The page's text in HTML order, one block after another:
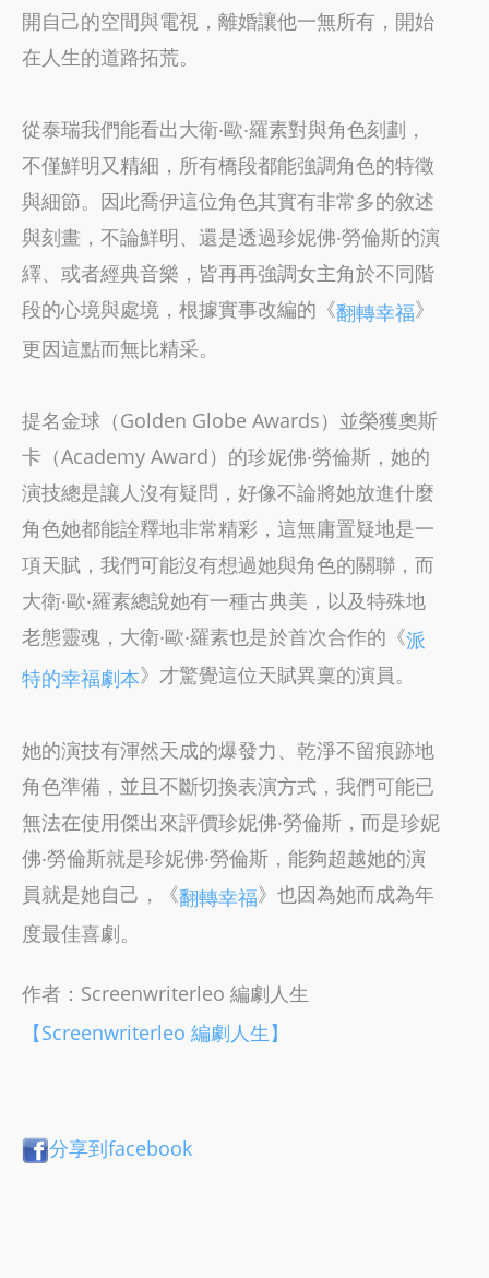
開自己的空間與電視，離婚讓他一無所有，開始
在人生的道路拓荒。
從泰瑞我們能看出大衛‧歐‧羅素對與角色刻劃，
不僅鮮明又精細，所有橋段都能強調角色的特徵
與細節。因此喬伊這位角色其實有非常多的敘述
與刻畫，不論鮮明、還是透過珍妮佛‧勞倫斯的演
繹、或者經典音樂，皆再再強調女主角於不同階
段的心境與處境，根據實事改編的《翻轉幸福》
更因這點而無比精采。
提名金球（Golden Globe Awards）並榮獲奧斯
卡（Academy Award）的珍妮佛‧勞倫斯，她的
演技總是讓人沒有疑問，好像不論將她放進什麼
角色她都能詮釋地非常精彩，這無庸置疑地是一
項天賦，我們可能沒有想過她與角色的關聯，而
大衛‧歐‧羅素總說她有一種古典美，以及特殊地
老態靈魂，大衛‧歐‧羅素也是於首次合作的《派
特的幸福劇本》才驚覺這位天賦異稟的演員。
她的演技有渾然天成的爆發力、乾淨不留痕跡地
角色準備，並且不斷切換表演方式，我們可能已
無法在使用傑出來評價珍妮佛‧勞倫斯，而是珍妮
佛‧勞倫斯就是珍妮佛‧勞倫斯，能夠超越她的演
員就是她自己，《翻轉幸福》也因為她而成為年
度最佳喜劇。
作者：Screenwriterleo 編劇人生
【Screenwriterleo 編劇人生】
分享到facebook